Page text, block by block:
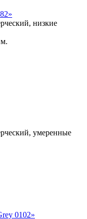
низкие
умеренные